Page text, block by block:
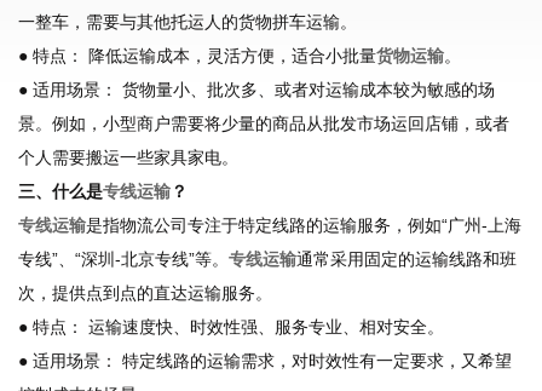
一整车，需要与其他托运人的货物拼车运输。
● 特点： 降低运输成本，灵活方便，适合小批量货物运输。
● 适用场景： 货物量小、批次多、或者对运输成本较为敏感的场
景。例如，小型商户需要将少量的商品从批发市场运回店铺，或者
个人需要搬运一些家具家电。
三、什么是专线运输？
专线运输是指物流公司专注于特定线路的运输服务，例如“广州-上海
专线”、“深圳-北京专线”等。 专线运输通常采用固定的运输线路和班
次，提供点到点的直达运输服务。
● 特点： 运输速度快、时效性强、服务专业、相对安全。
● 适用场景： 特定线路的运输需求，对时效性有一定要求，又希望